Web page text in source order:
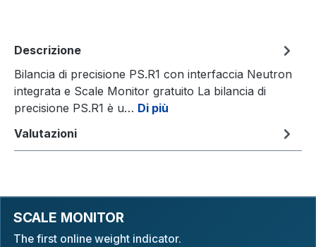
Descrizione
Bilancia di precisione PS.R1 con interfaccia Neutron
integrata e Scale Monitor gratuito La bilancia di
precisione PS.R1 è u… Di più
Valutazioni
SCALE MONITOR
The first online weight indicator.